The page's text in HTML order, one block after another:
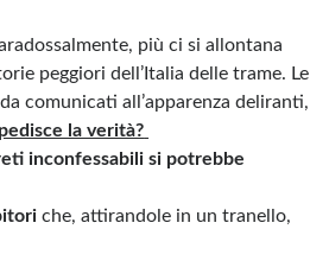
più ci si allontana
peggiori dell’Italia delle trame. Le
comunicati all’apparenza deliranti,
la verità?
inconfessabili si potrebbe
che, attirandole in un tranello,